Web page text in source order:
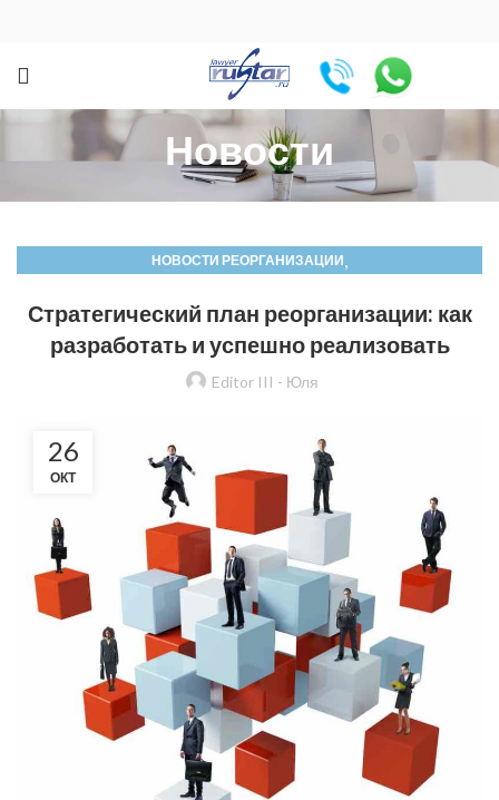
Новости
НОВОСТИ РЕОРГАНИЗАЦИИ,
Стратегический план реорганизации: как
разработать и успешно реализовать
Editor III - Юля
26
ОКТ